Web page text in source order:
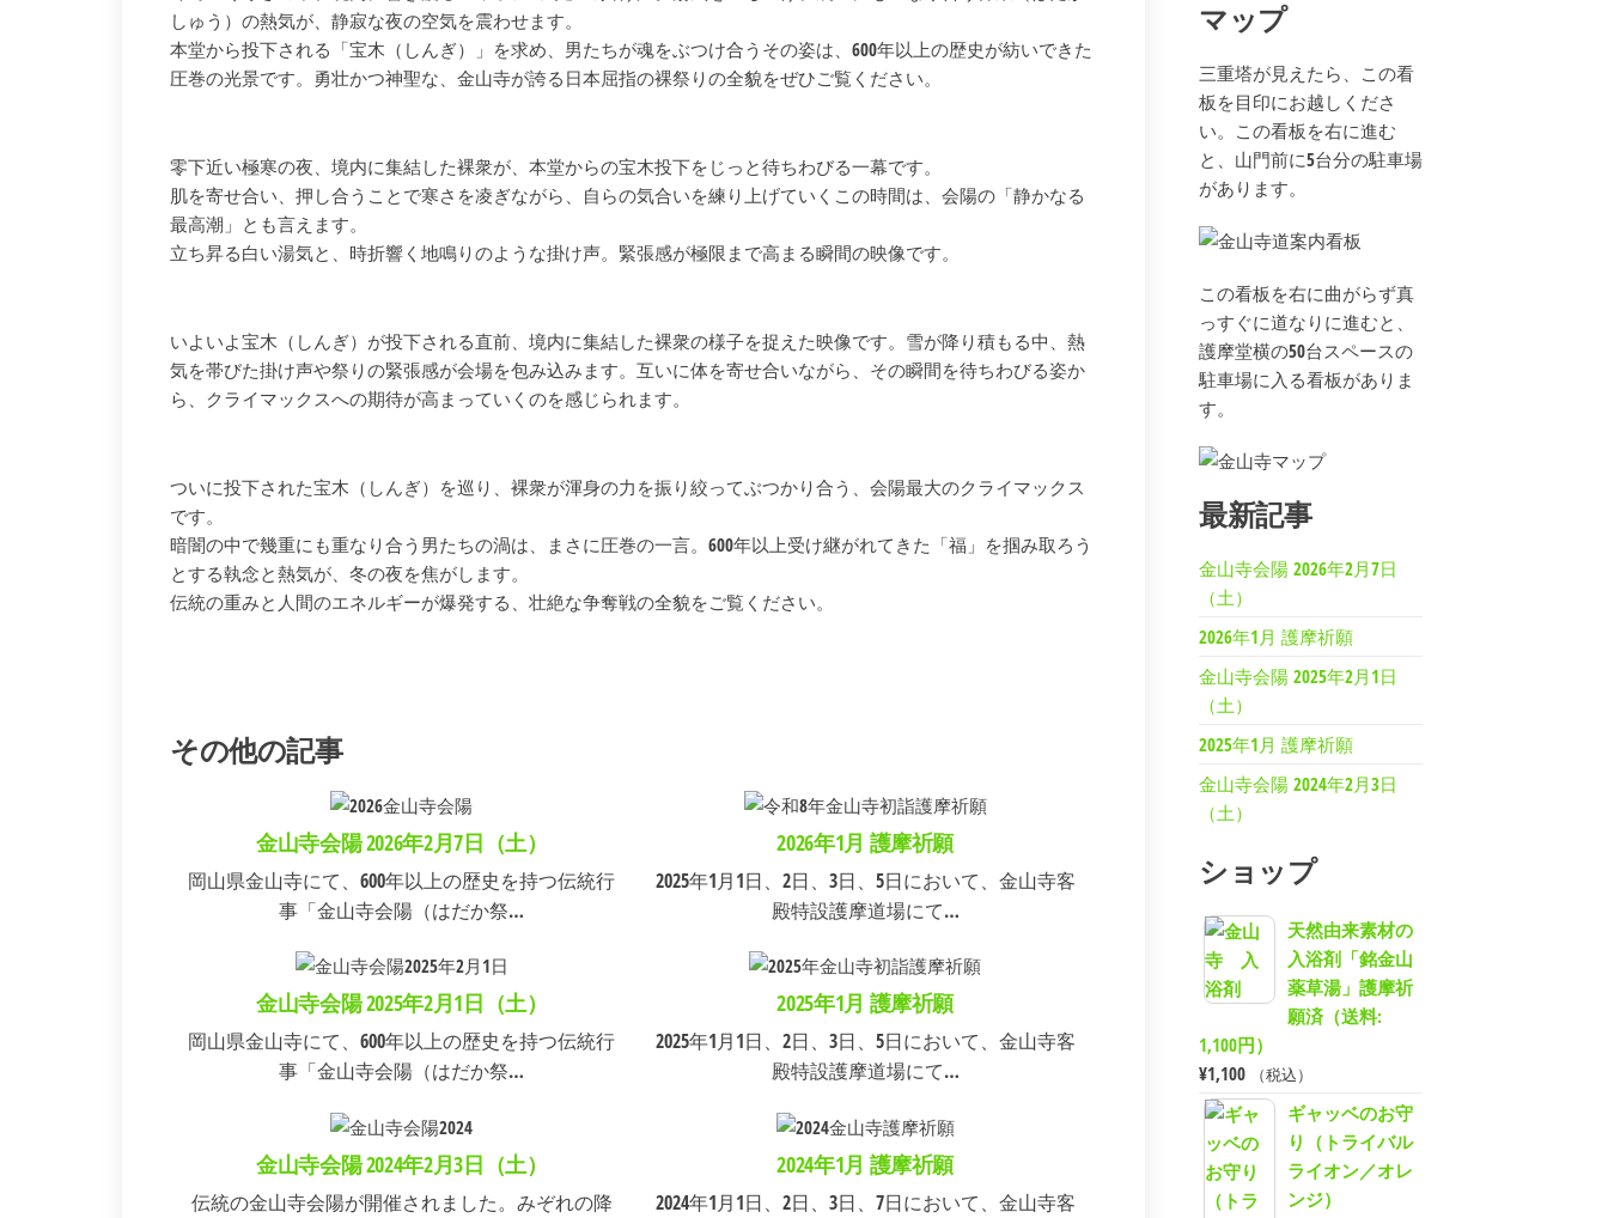
しゅう）の熱気が、静寂な夜の空気を震わせます。
本堂から投下される「宝木（しんぎ）」を求め、男たちが魂をぶつけ合うその姿は、600年以上の歴史が紡いできた
圧巻の光景です。勇壮かつ神聖な、金山寺が誇る日本屈指の裸祭りの全貌をぜひご覧ください。
零下近い極寒の夜、境内に集結した裸衆が、本堂からの宝木投下をじっと待ちわびる一幕です。
肌を寄せ合い、押し合うことで寒さを凌ぎながら、自らの気合いを練り上げていくこの時間は、会陽の「静かなる
最高潮」とも言えます。
立ち昇る白い湯気と、時折響く地鳴りのような掛け声。緊張感が極限まで高まる瞬間の映像です。
いよいよ宝木（しんぎ）が投下される直前、境内に集結した裸衆の様子を捉えた映像です。雪が降り積もる中、熱
気を帯びた掛け声や祭りの緊張感が会場を包み込みます。互いに体を寄せ合いながら、その瞬間を待ちわびる姿か
ら、クライマックスへの期待が高まっていくのを感じられます。
ついに投下された宝木（しんぎ）を巡り、裸衆が渾身の力を振り絞ってぶつかり合う、会陽最大のクライマックス
です。
暗闇の中で幾重にも重なり合う男たちの渦は、まさに圧巻の一言。600年以上受け継がれてきた「福」を掴み取ろう
とする執念と熱気が、冬の夜を焦がします。
伝統の重みと人間のエネルギーが爆発する、壮絶な争奪戦の全貌をご覧ください。
その他の記事
金山寺会陽 2026年2月7日（土）
岡山県金山寺にて、600年以上の歴史を持つ伝統行
事「金山寺会陽（はだか祭…
2026年1月 護摩祈願
2025年1月1日、2日、3日、5日において、金山寺客
殿特設護摩道場にて…
金山寺会陽 2025年2月1日（土）
岡山県金山寺にて、600年以上の歴史を持つ伝統行
事「金山寺会陽（はだか祭…
2025年1月 護摩祈願
2025年1月1日、2日、3日、5日において、金山寺客
殿特設護摩道場にて…
金山寺会陽 2024年2月3日（土）
伝統の金山寺会陽が開催されました。みぞれの降
2024年1月 護摩祈願
2024年1月1日、2日、3日、7日において、金山寺客
マップ
三重塔が見えたら、この看
板を目印にお越しくださ
い。この看板を右に進む
と、山門前に5台分の駐車場
があります。
この看板を右に曲がらず真
っすぐに道なりに進むと、
護摩堂横の50台スペースの
駐車場に入る看板がありま
す。
最新記事
金山寺会陽 2026年2月7日
（土）
2026年1月 護摩祈願
金山寺会陽 2025年2月1日
（土）
2025年1月 護摩祈願
金山寺会陽 2024年2月3日
（土）
ショップ
天然由来素材の
入浴剤「銘金山
薬草湯」護摩祈
願済（送料:
1,100円）
¥1,100 （税込）
ギャッベのお守
り（トライバル
ライオン／オレ
ンジ）